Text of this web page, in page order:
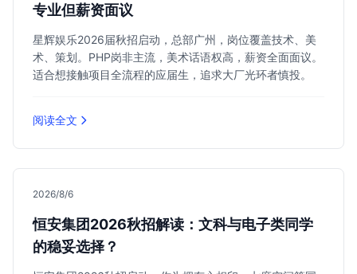
专业但薪资面议
星辉娱乐2026届秋招启动，总部广州，岗位覆盖技术、美
术、策划。PHP岗非主流，美术话语权高，薪资全面面议。
适合想接触项目全流程的应届生，追求大厂光环者慎投。
阅读全文
2026/8/6
恒安集团2026秋招解读：文科与电子类同学
的稳妥选择？